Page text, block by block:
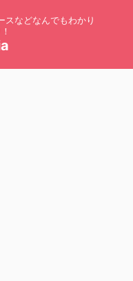
スなどなんでもわかり